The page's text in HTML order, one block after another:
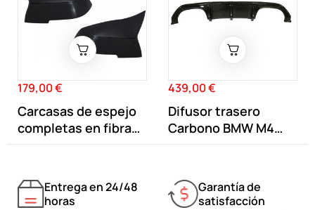
Precio
179,00 €
Carcasas de espejo
completas en fibra
de...
Precio
439,00 €
Difusor trasero
Carbono BMW M4
F82 F83 M3 F80...
Entrega en 24/48
horas
Garantía de
satisfacción